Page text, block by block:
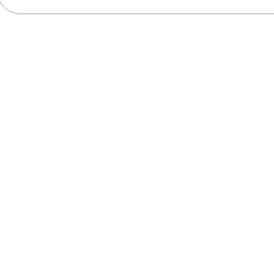
B) ti rimborseremo totalmente